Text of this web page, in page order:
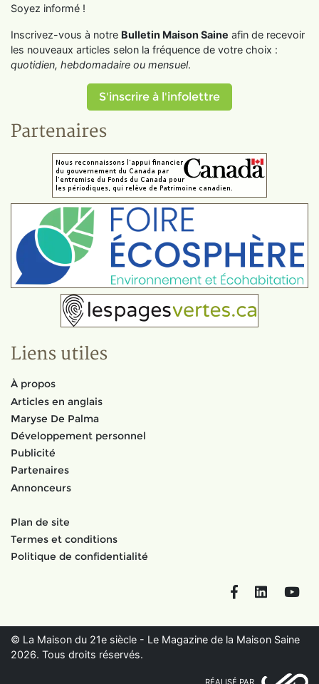
Soyez informé !
Inscrivez-vous à notre Bulletin Maison Saine afin de recevoir
les nouveaux articles selon la fréquence de votre choix :
quotidien, hebdomadaire ou mensuel.
S'inscrire à l'infolettre
Partenaires
Liens utiles
À propos
Articles en anglais
Maryse De Palma
Développement personnel
Publicité
Partenaires
Annonceurs
Plan de site
Termes et conditions
Politique de confidentialité
FacebookLinkedIn
© La Maison du 21e siècle - Le Magazine de la Maison Saine
2026. Tous droits réservés.
RÉALISÉ PAR